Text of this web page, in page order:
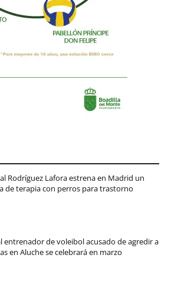
Rodríguez Lafora estrena en Madrid un
de terapia con perros para trastorno
entrenador de voleibol acusado de agredir a
en Aluche se celebrará en marzo